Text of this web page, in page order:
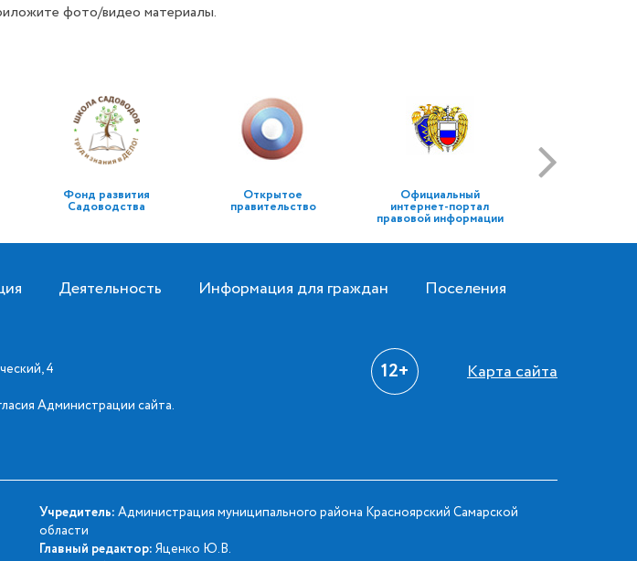
фото/видео материалы.
Фонд развития
Садоводства
Открытое
правительство
Официальный
интернет-портал
правовой информации
Деятельность Информация для граждан Поселения
4
Администрации сайта.
12+ Карта сайта
Учредитель: Администрация муниципального района Красноярский Самарской
области
Главный редактор: Яценко Ю.В.